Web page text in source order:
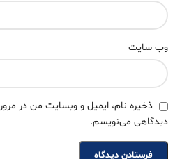
وب‌ سایت
ذخیره نام، ایمیل و وبسایت من در
دیدگاهی می‌نویسم.